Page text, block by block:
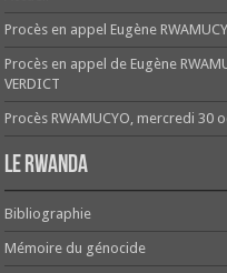
Procès en appel Eugène
Procès en appel de Eugène
VERDICT
Procès RWAMUCYO, mercredi 30
Le Rwanda
Bibliographie
Mémoire du génocide